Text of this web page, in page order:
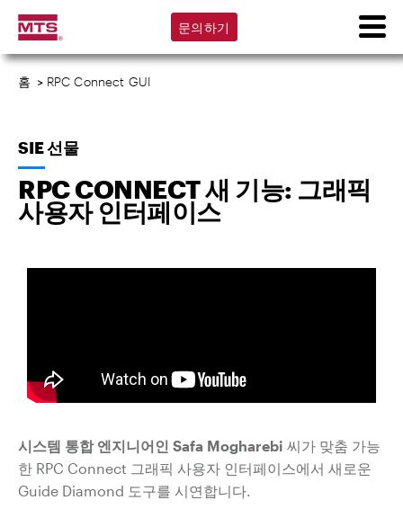
문의하기
홈 > RPC Connect GUI
SIE 선물
RPC CONNECT 새 기능: 그래픽
사용자 인터페이스
시스템 통합 엔지니어인 Safa Mogharebi 씨가 맞춤 가능
한 RPC Connect 그래픽 사용자 인터페이스에서 새로운
Guide Diamond 도구를 시연합니다.